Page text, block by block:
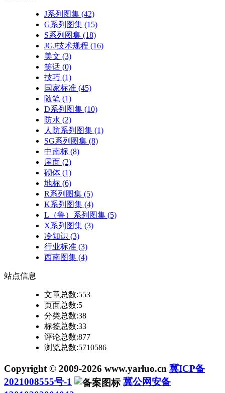
J系列图集 (42)
G系列图集 (15)
S系列图集 (18)
JGJ技术规程 (16)
美文 (3)
笑话 (0)
技巧 (1)
国家标准 (45)
随笔 (1)
D系列图集 (10)
防水 (2)
人防系列图集 (1)
SG系列图集 (8)
中南标 (8)
屋面 (2)
砌体 (1)
地标 (6)
R系列图集 (5)
K系列图集 (4)
L（鲁）系列图集 (5)
X系列图集 (3)
冷知识 (3)
行业标准 (3)
西南图集 (4)
站点信息
文章总数:553
页面总数:5
分类总数:38
标签总数:33
评论总数:877
浏览总数:5710586
Copyright © 2009-2026 www.yarluo.cn 冀ICP备
2021008555号-1
冀公网安备